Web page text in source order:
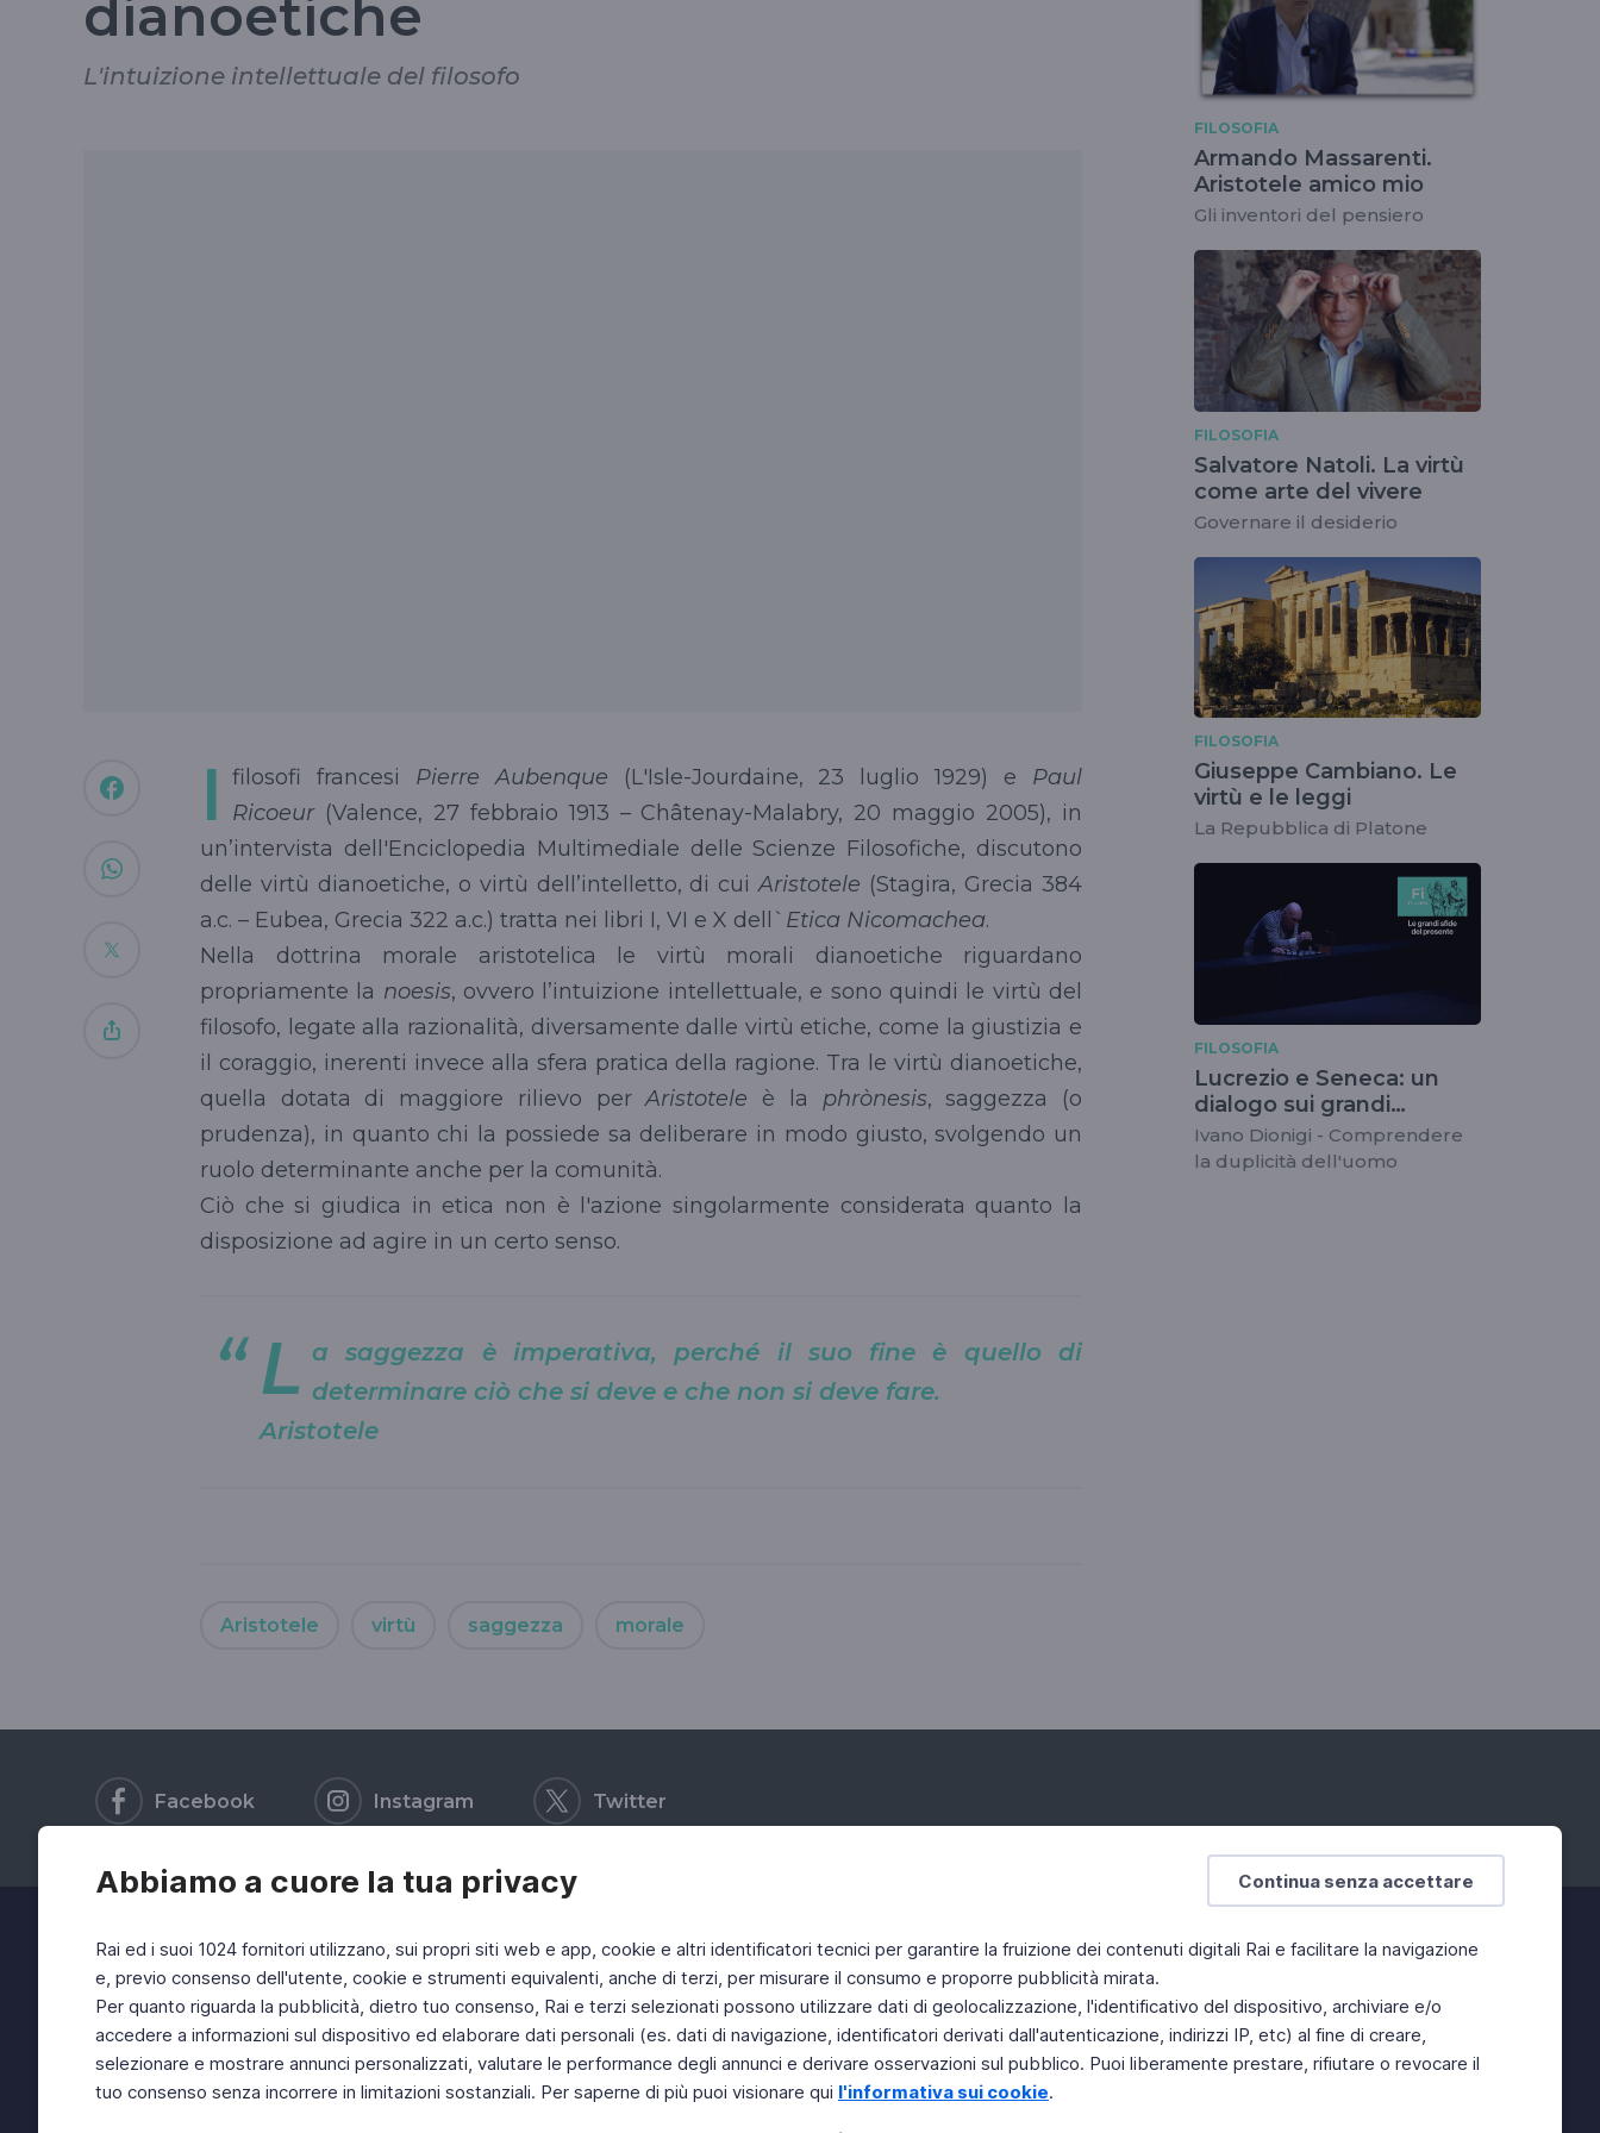
Continua senza accettare
Abbiamo a cuore la tua privacy
Rai ed i suoi 1024 fornitori utilizzano, sui propri siti web e app, cookie e altri identificatori tecnici per garantire la fruizione dei contenuti digitali Rai e facilitare la navigazione
e, previo consenso dell'utente, cookie e strumenti equivalenti, anche di terzi, per misurare il consumo e proporre pubblicità mirata.
Per quanto riguarda la pubblicità, dietro tuo consenso, Rai e terzi selezionati possono utilizzare dati di geolocalizzazione, l'identificativo del dispositivo, archiviare e/o
accedere a informazioni sul dispositivo ed elaborare dati personali (es. dati di navigazione, identificatori derivati dall'autenticazione, indirizzi IP, etc) al fine di creare,
selezionare e mostrare annunci personalizzati, valutare le performance degli annunci e derivare osservazioni sul pubblico. Puoi liberamente prestare, rifiutare o revocare il
tuo consenso senza incorrere in limitazioni sostanziali. Per saperne di più puoi visionare qui l'informativa sui cookie.
dianoetiche
L'intuizione intellettuale del filosofo
I filosofi francesi Pierre Aubenque (L'Isle-Jourdaine, 23 luglio 1929) e Paul
Ricoeur(Valence, 27 febbraio 1913 – Châtenay-Malabry, 20 maggio 2005), in
un’intervista dell'Enciclopedia Multimediale delle Scienze Filosofiche, discutono
delle virtù dianoetiche, o virtù dell’intelletto, di cuiAristotele (Stagira, Grecia 384
a.c. – Eubea, Grecia 322 a.c.) tratta nei libri I, VI e X dell` Etica Nicomachea.
Nella dottrina morale aristotelica le virtù morali dianoetiche riguardano
propriamente la noesis, ovvero l’intuizione intellettuale, e sono quindi le virtù del
filosofo, legate alla razionalità, diversamente dalle virtù etiche, come la giustizia e
il coraggio, inerenti invece alla sfera pratica della ragione. Tra le virtù dianoetiche,
quella dotata di maggiore rilievo perAristotele è la phrònesis, saggezza (o
prudenza), in quanto chi la possiede sa deliberare in modo giusto, svolgendo un
ruolo determinante anche per la comunità.
Ciò che si giudica in etica non è l'azione singolarmente considerata quanto la
disposizione ad agire in un certo senso.
L a saggezza è imperativa, perché il suo fine è quello di
determinare ciò che si deve e che non si deve fare.
Aristotele
Aristotele virtù saggezza morale
FILOSOFIA
Armando Massarenti.
Aristotele amico mio
Gli inventori del pensiero
FILOSOFIA
Salvatore Natoli. La virtù
come arte del vivere
Governare il desiderio
FILOSOFIA
Giuseppe Cambiano. Le
virtù e le leggi
La Repubblica di Platone
FILOSOFIA
Lucrezio e Seneca: un
dialogo sui grandi
interrogativi
Ivano Dionigi - Comprendere
la duplicità dell'uomo
Facebook Instagram Twitter